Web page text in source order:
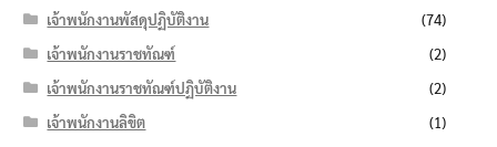
เจ้าพนักงานพัสดุปฏิบัติงาน
(74)
เจ้าพนักงานราชทัณฑ์
(2)
เจ้าพนักงานราชทัณฑ์ปฏิบัติงาน
(2)
เจ้าพนักงานลิขิต
(1)